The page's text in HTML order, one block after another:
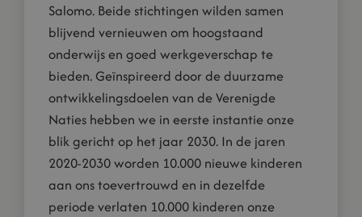
Salomo. Beide stichtingen wilden samen
blijvend vernieuwen om hoogstaand
onderwijs en goed werkgeverschap te
bieden. Geïnspireerd door de duurzame
ontwikkelingsdoelen van de Verenigde
Naties hebben we in eerste instantie onze
blik gericht op het jaar 2030. In de jaren
2020-2030 worden 10.000 nieuwe kinderen
aan ons toevertrouwd en in dezelfde
periode verlaten 10.000 kinderen onze